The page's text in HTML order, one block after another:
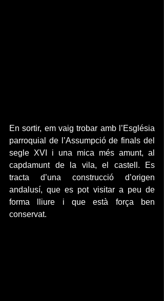
En sortir, em vaig trobar amb l’Església
parroquial de l’Assumpció de finals del
segle XVI i una mica més amunt, al
capdamunt de la vila, el castell. Es
tracta d’una construcció d’origen
andalusí, que es pot visitar a peu de
forma lliure i que està força ben
conservat.